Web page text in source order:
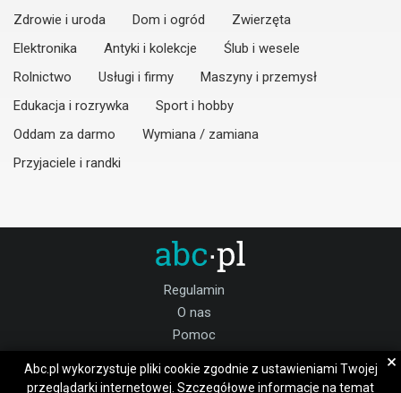
Zdrowie i uroda
Dom i ogród
Zwierzęta
Elektronika
Antyki i kolekcje
Ślub i wesele
Rolnictwo
Usługi i firmy
Maszyny i przemysł
Edukacja i rozrywka
Sport i hobby
Oddam za darmo
Wymiana / zamiana
Przyjaciele i randki
Regulamin
O nas
Pomoc
Praca
Abc.pl wykorzystuje pliki cookie zgodnie z ustawieniami Twojej
przeglądarki internetowej. Szczegółowe informacje na temat
×